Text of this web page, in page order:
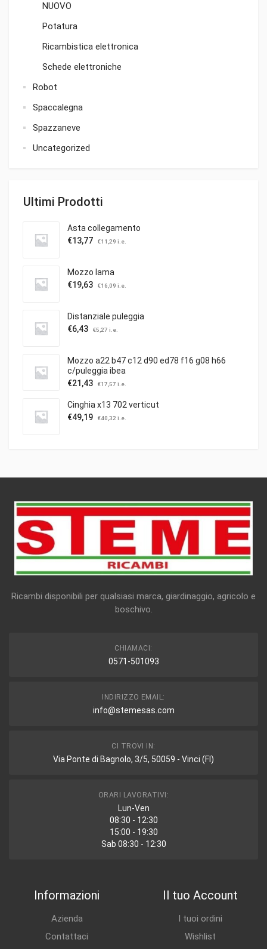
NUOVO
Potatura
Ricambistica elettronica
Schede elettroniche
Robot
Spaccalegna
Spazzaneve
Uncategorized
Ultimi Prodotti
Asta collegamento
€13,77 €11,29 i.e.
Mozzo lama
€19,63 €16,09 i.e.
Distanziale puleggia
€6,43 €5,27 i.e.
Mozzo a22 b47 c12 d90 ed78 f16 g08 h66
c/puleggia ibea
€21,43 €17,57 i.e.
Cinghia x13 702 verticut
€49,19 €40,32 i.e.
Ricambi disponibili per qualsiasi marca, giardinaggio, agricolo e
boschivo.
CHIAMACI:
0571-501093
INDIRIZZO EMAIL:
info@stemesas.com
CI TROVI IN:
Via Ponte di Bagnolo, 3/5, 50059 - Vinci (FI)
ORARI LAVORATIVI:
Lun-Ven
08:30 - 12:30
15:00 - 19:30
Sab 08:30 - 12:30
Informazioni
Azienda
Contattaci
Il tuo Account
I tuoi ordini
Wishlist